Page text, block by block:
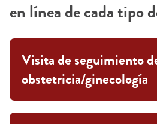
en línea de cada tipo
Visita de seguimiento
obstetricia/ginecología